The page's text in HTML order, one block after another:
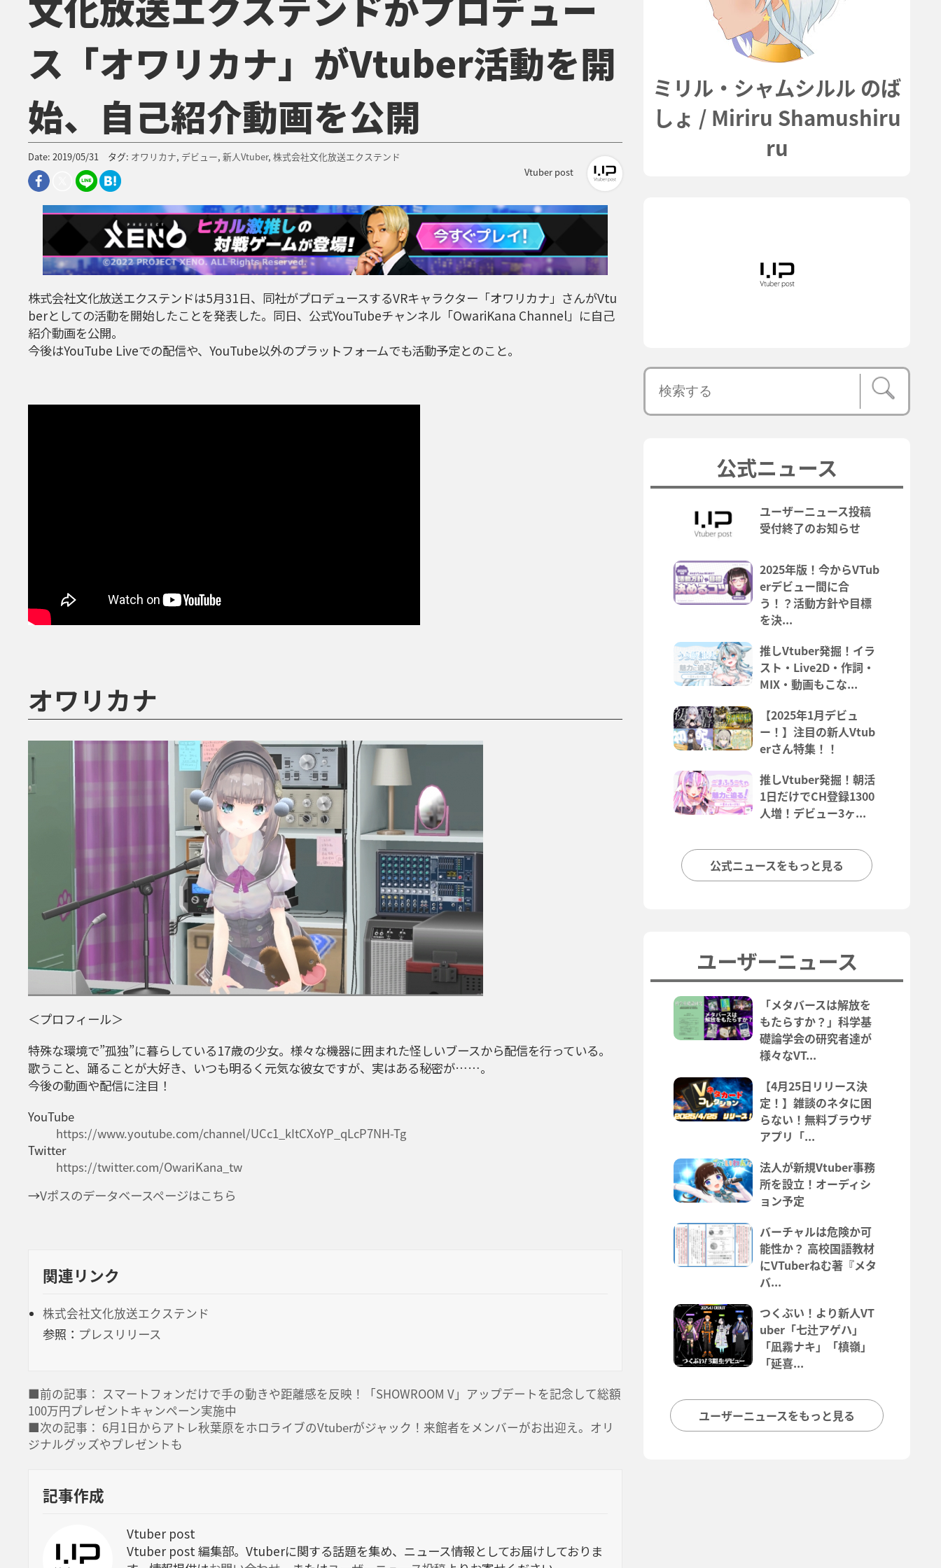
ス「オワリカナ」がVtuber活動を開
始、自己紹介動画を公開
Date: 2019/05/31 タグ: オワリカナ, デビュー, 新人Vtuber, 株式会社文化放送エクステンド
Vtuber post
株式会社文化放送エクステンドは5月31日、同社がプロデュースするVRキャラクター「オワリカナ」さんがVtu
berとしての活動を開始したことを発表した。同日、公式YouTubeチャンネル「OwariKana Channel」に自己
紹介動画を公開。
今後はYouTube Liveでの配信や、YouTube以外のプラットフォームでも活動予定とのこと。
オワリカナ
＜プロフィール＞
特殊な環境で”孤独”に暮らしている17歳の少女。様々な機器に囲まれた怪しいブースから配信を行っている。
歌うこと、踊ることが大好き、いつも明るく元気な彼女ですが、実はある秘密が……。
今後の動画や配信に注目！
YouTube
https://www.youtube.com/channel/UCc1_kItCXoYP_qLcP7NH-Tg
Twitter
https://twitter.com/OwariKana_tw
→Vポスのデータベースページはこちら
関連リンク
株式会社文化放送エクステンド
参照： プレスリリース
■前の記事： スマートフォンだけで手の動きや距離感を反映！「SHOWROOM V」アップデートを記念して総額
100万円プレゼントキャンペーン実施中
■次の記事： 6月1日からアトレ秋葉原をホロライブのVtuberがジャック！来館者をメンバーがお出迎え。オリ
ジナルグッズやプレゼントも
記事作成
Vtuber post
Vtuber post 編集部。Vtuberに関する話題を集め、ニュース情報としてお届けしておりま
ミリル・シャムシルル のば
しょ / Miriru Shamushiru
ru
公式ニュース
ユーザーニュース投稿
受付終了のお知らせ
2025年版！今からVTub
erデビュー間に合
う！？活動方針や目標
を決...
推しVtuber発掘！イラ
スト・Live2D・作詞・
MIX・動画もこな...
【2025年1月デビュ
ー！】注目の新人Vtub
erさん特集！！
推しVtuber発掘！朝活
1日だけでCH登録1300
人増！デビュー3ヶ...
公式ニュースをもっと見る
ユーザーニュース
「メタバースは解放を
もたらすか？」科学基
礎論学会の研究者達が
様々なVT...
【4月25日リリース決
定！】雑談のネタに困
らない！無料ブラウザ
アプリ「...
法人が新規Vtuber事務
所を設立！オーディシ
ョン予定
バーチャルは危険か可
能性か？ 高校国語教材
にVTuberねむ著『メタ
バ...
つくぶい！より新人VT
uber「七辻アゲハ」
「凪霧ナキ」「槙嶺」
「延喜...
ユーザーニュースをもっと見る